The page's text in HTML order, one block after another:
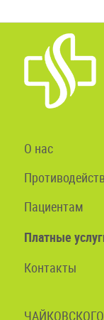
О нас
Пациентам
Платные
Контакты
ЧАЙКОВСКОГО